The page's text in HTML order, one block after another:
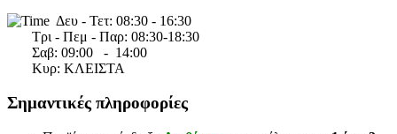
Δευ - Τετ: 08:30 - 16:30
Τρι - Πεμ - Παρ: 08:30-18:30
Σαβ: 09:00 - 14:00
Κυρ: ΚΛΕΙΣΤΑ
Σημαντικές πληροφορίες